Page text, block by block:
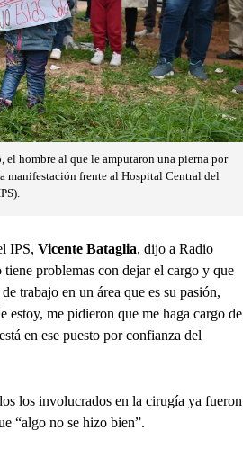
el hombre al que le amputaron una pierna por
manifestación frente al Hospital Central del
IPS, Vicente Bataglia, dijo a Radio
problemas con dejar el cargo y que
trabajo en un área que es su pasión,
estoy, me pidieron que me haga cargo de
en ese puesto por confianza del
los involucrados en la cirugía ya fueron
“algo no se hizo bien”.